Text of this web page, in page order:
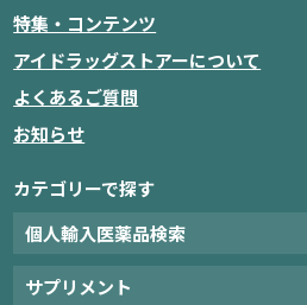
特集・コンテンツ
アイドラッグストアーについて
よくあるご質問
お知らせ
カテゴリーで探す
個人輸入医薬品検索
サプリメント